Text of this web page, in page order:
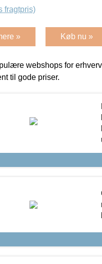
fragtpris)
» Køb nu »
webshops for
til gode priser.